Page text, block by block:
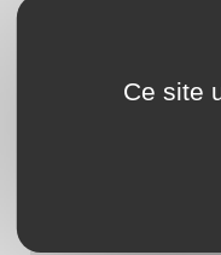
Ce site